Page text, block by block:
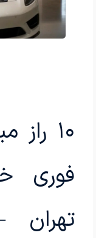
۱۰
فوری